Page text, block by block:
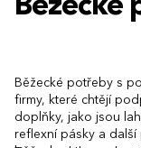
Běžecké
Běžecké potřeby s
firmy, které chtějí
doplňky, jako jsou
reflexní pásky a další